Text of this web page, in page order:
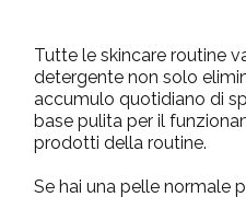
Tutte le skincare routine
detergente non solo
accumulo quotidiano di
base pulita per il
prodotti della routine.
Se hai una pelle normale